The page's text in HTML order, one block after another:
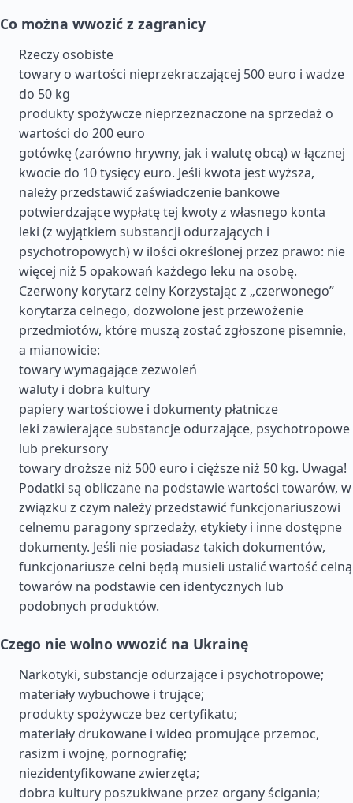
Co można wwozić z zagranicy
Rzeczy osobiste
towary o wartości nieprzekraczającej 500 euro i wadze
do 50 kg
produkty spożywcze nieprzeznaczone na sprzedaż o
wartości do 200 euro
gotówkę (zarówno hrywny, jak i walutę obcą) w łącznej
kwocie do 10 tysięcy euro. Jeśli kwota jest wyższa,
należy przedstawić zaświadczenie bankowe
potwierdzające wypłatę tej kwoty z własnego konta
leki (z wyjątkiem substancji odurzających i
psychotropowych) w ilości określonej przez prawo: nie
więcej niż 5 opakowań każdego leku na osobę.
Czerwony korytarz celny Korzystając z „czerwonego”
korytarza celnego, dozwolone jest przewożenie
przedmiotów, które muszą zostać zgłoszone pisemnie,
a mianowicie:
towary wymagające zezwoleń
waluty i dobra kultury
papiery wartościowe i dokumenty płatnicze
leki zawierające substancje odurzające, psychotropowe
lub prekursory
towary droższe niż 500 euro i cięższe niż 50 kg. Uwaga!
Podatki są obliczane na podstawie wartości towarów, w
związku z czym należy przedstawić funkcjonariuszowi
celnemu paragony sprzedaży, etykiety i inne dostępne
dokumenty. Jeśli nie posiadasz takich dokumentów,
funkcjonariusze celni będą musieli ustalić wartość celną
towarów na podstawie cen identycznych lub
podobnych produktów.
Czego nie wolno wwozić na Ukrainę
Narkotyki, substancje odurzające i psychotropowe;
materiały wybuchowe i trujące;
produkty spożywcze bez certyfikatu;
materiały drukowane i wideo promujące przemoc,
rasizm i wojnę, pornografię;
niezidentyfikowane zwierzęta;
dobra kultury poszukiwane przez organy ścigania;